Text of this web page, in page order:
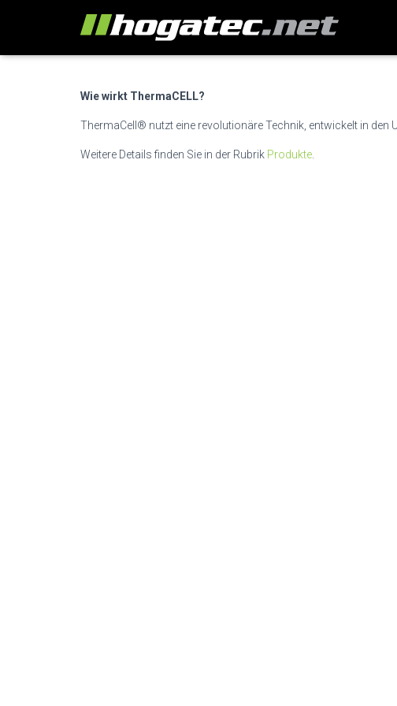
Wie wirkt ThermaCELL?
ThermaCell® nutzt eine revolutionäre Technik, entwickelt in den
Weitere Details finden Sie in der Rubrik Produkte